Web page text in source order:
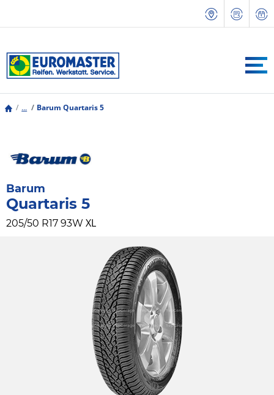
... Barum Quartaris 5
Barum
Quartaris 5
205/50 R17 93W XL